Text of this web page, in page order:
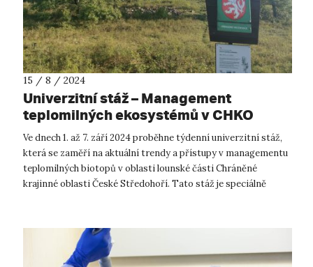
15 / 8 / 2024
Univerzitní stáž – Management
teplomilných ekosystémů v CHKO
České středohoří
Ve dnech 1. až 7. září 2024 proběhne týdenní univerzitní stáž,
která se zaměří na aktuální trendy a přístupy v managementu
teplomilných biotopů v oblasti lounské části Chráněné
krajinné oblasti České Středohoří. Tato stáž je speciálně